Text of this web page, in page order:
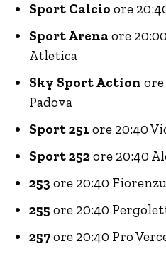
Sport Calcio ore
Sport Arena ore
Atletica
Sky Sport Action
Padova
Sport 251 ore 20:40
Sport 252ore 20:40
253 ore 20:40
255 ore 20:40
257ore 20:40 Pro